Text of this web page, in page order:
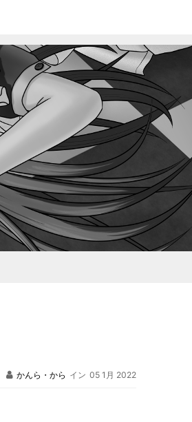
かんら・から イン 05 1月 2022